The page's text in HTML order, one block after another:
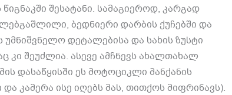
შესატანი. სამაგიეროდ, კარგად
, ბედნიერი დარბის ქუჩებში და
უმნიშვნელო დეტალებისა და სახის ზუსტი
კი შეუძლია. ასევე ამჩნევს ახალთახალ
დასაწყისში ეს მოტოციკლი მანქანის
კამერა ისე იღებს მას, თითქოს მიფრინავს).